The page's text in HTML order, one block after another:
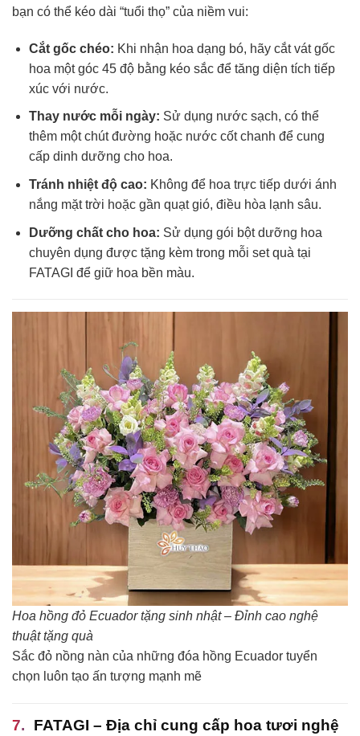
bạn có thể kéo dài “tuổi thọ” của niềm vui:
Cắt gốc chéo: Khi nhận hoa dạng bó, hãy cắt vát gốc
hoa một góc 45 độ bằng kéo sắc để tăng diện tích tiếp
xúc với nước.
Thay nước mỗi ngày: Sử dụng nước sạch, có thể
thêm một chút đường hoặc nước cốt chanh để cung
cấp dinh dưỡng cho hoa.
Tránh nhiệt độ cao: Không để hoa trực tiếp dưới ánh
nắng mặt trời hoặc gần quạt gió, điều hòa lạnh sâu.
Dưỡng chất cho hoa: Sử dụng gói bột dưỡng hoa
chuyên dụng được tặng kèm trong mỗi set quà tại
FATAGI để giữ hoa bền màu.
Hoa hồng đỏ Ecuador tặng sinh nhật – Đỉnh cao nghệ
thuật tặng quà
Sắc đỏ nồng nàn của những đóa hồng Ecuador tuyển
chọn luôn tạo ấn tượng mạnh mẽ
FATAGI – Địa chỉ cung cấp hoa tươi nghệ